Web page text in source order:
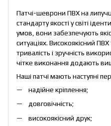
Патчі-шеврони ПВХ на
стандарту якості у світі
умов, вони забезпечують
ситуаціях. Високоякісний
тривалість і зручність
чітке виконання додають
Наші патчі мають наступні
надійне кріплення;
довговічність;
високоякісний друк;